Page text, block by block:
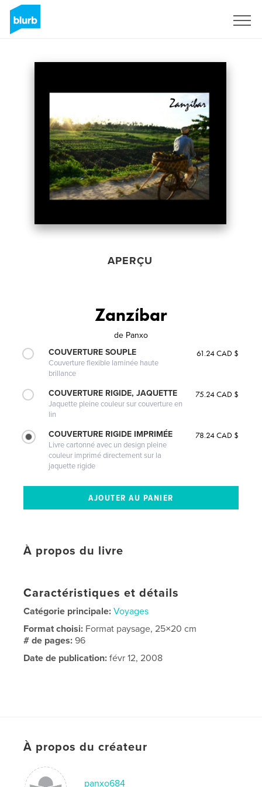
APERÇU
Zanzíbar
de Panxo
COUVERTURE SOUPLE
Couverture flexible laminée haute
brillance
61.24 CAD $
COUVERTURE RIGIDE, JAQUETTE
Jaquette pleine couleur sur couverture en
lin
75.24 CAD $
COUVERTURE RIGIDE IMPRIMÉE
Livre cartonné avec un design pleine
couleur imprimé directement sur la
jaquette rigide
78.24 CAD $
À propos du livre
Caractéristiques et détails
Catégorie principale: Voyages
Format choisi: Format paysage, 25×20 cm
# de pages:96
Date de publication: févr 12, 2008
À propos du créateur
panxo684